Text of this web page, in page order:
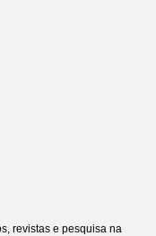
revistas e pesquisa na